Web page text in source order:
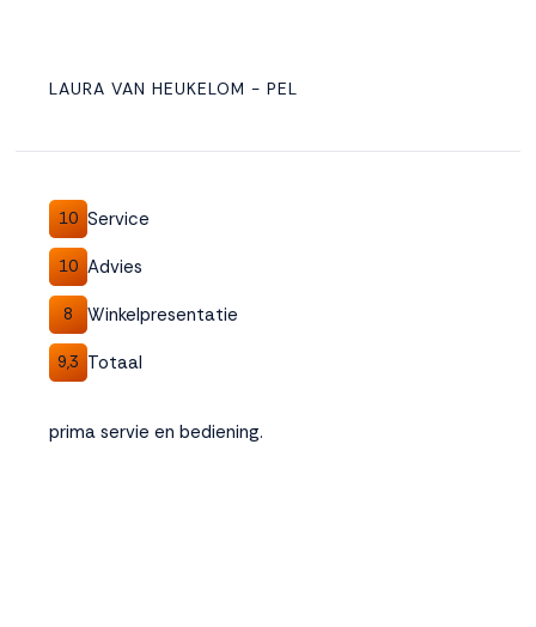
LAURA VAN HEUKELOM - PEL
10 Service
10 Advies
8 Winkelpresentatie
9,3 Totaal
prima servie en bediening.